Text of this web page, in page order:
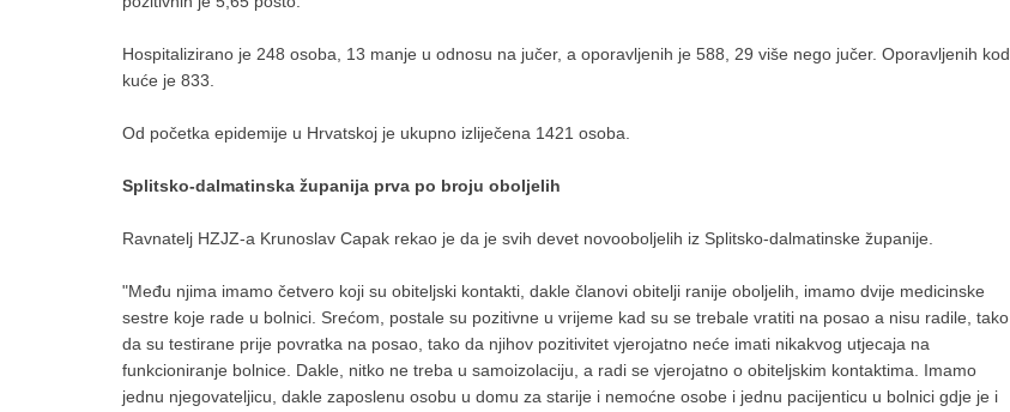
Hospitalizirano je 248 osoba, 13 manje u odnosu na jučer, a oporavljenih je 588, 29 više nego jučer. Oporavljenih kod
kuće je 833.
Od početka epidemije u Hrvatskoj je ukupno izliječena 1421 osoba.
Splitsko-dalmatinska županija prva po broju oboljelih
Ravnatelj HZJZ-a Krunoslav Capak rekao je da je svih devet novooboljelih iz Splitsko-dalmatinske županije.
"Među njima imamo četvero koji su obiteljski kontakti, dakle članovi obitelji ranije oboljelih, imamo dvije medicinske
sestre koje rade u bolnici. Srećom, postale su pozitivne u vrijeme kad su se trebale vratiti na posao a nisu radile, tako
da su testirane prije povratka na posao, tako da njihov pozitivitet vjerojatno neće imati nikakvog utjecaja na
funkcioniranje bolnice. Dakle, nitko ne treba u samoizolaciju, a radi se vjerojatno o obiteljskim kontaktima. Imamo
jednu njegovateljicu, dakle zaposlenu osobu u domu za starije i nemoćne osobe i jednu pacijenticu u bolnici gdje je i